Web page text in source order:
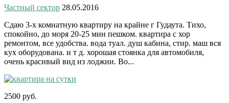
Частный сектор 28.05.2016
Сдаю 3-х комнатную квартиру на крайне г Гудаута. Тихо,
спокойно, до моря 20-25 мин пешком. квартира с хор
ремонтом, все удобства. вода туал. душ кабина, стир. маш вся
кух оборудована. и т д. хорошая стоянка для автомобиля,
очень красивый вид из лоджии. Во...
2500 руб.